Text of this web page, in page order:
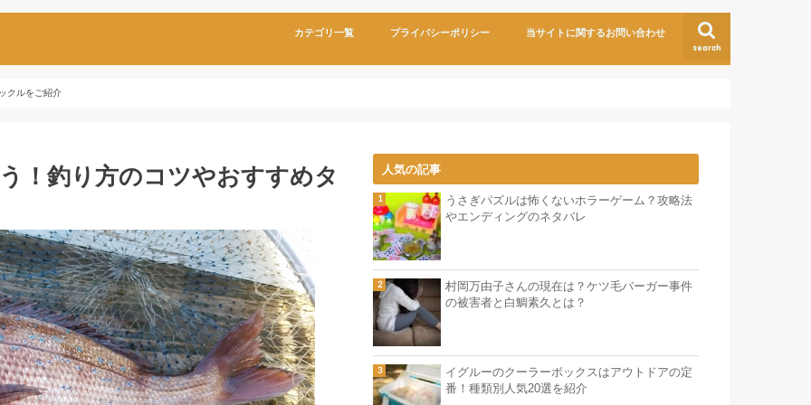
search
カテゴリ一覧 プライバシーポリシー 当サイトに関するお問い合わせ
クルをご紹介
！釣り方のコツやおすすめタ 人気の記事
うさぎパズルは怖くないホラーゲーム？攻略法
やエンディングのネタバレ
村岡万由子さんの現在は？ケツ毛バーガー事件
の被害者と白鯛素久とは？
イグルーのクーラーボックスはアウトドアの定
番！種類別人気20選を紹介